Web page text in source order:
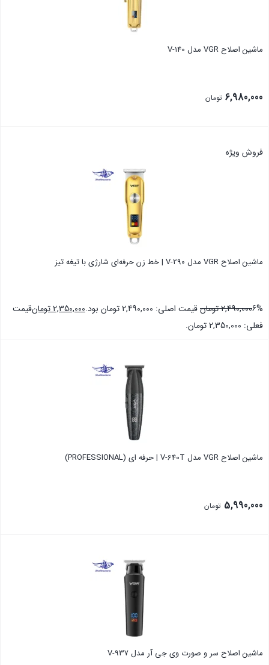
ماشین اصلاح VGR مدل V-140
6,980,000 تومان
فروش ویژه
ماشین اصلاح VGR مدل V-290 | خط زن حرفه‌ای شارژی با تیغه تیز
6%
2,490,000تومانقیمت اصلی: 2,490,000 تومان بود. 2,350,000تومانقیمت
فعلی: 2,350,000 تومان.
ماشین اصلاح VGR مدل V-640T | حرفه ای (PROFESSIONAL)
5,990,000 تومان
ماشین اصلاح سر و صورت وی جی آر مدل V-937